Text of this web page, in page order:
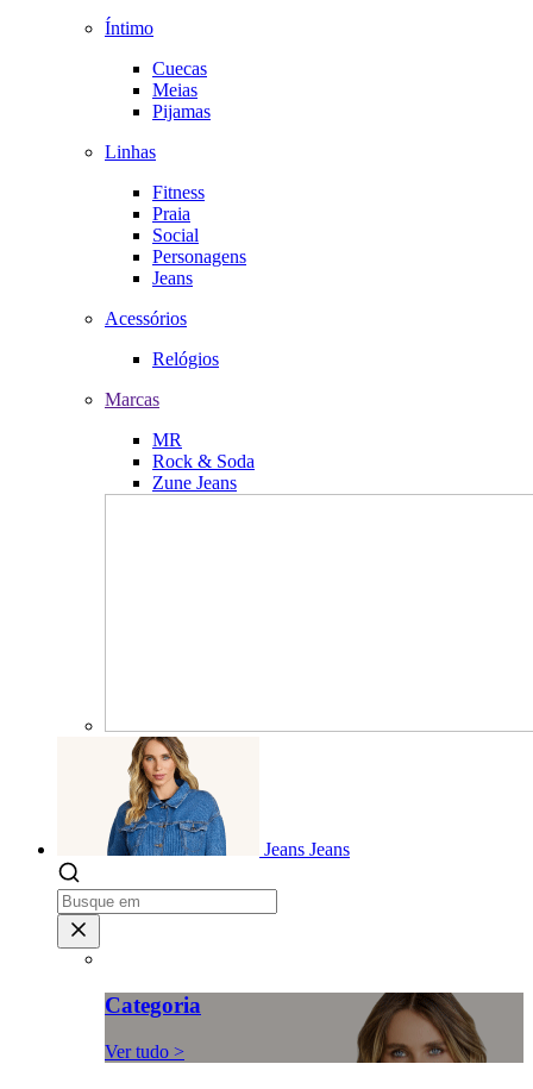
Íntimo
Cuecas
Meias
Pijamas
Linhas
Fitness
Praia
Social
Personagens
Jeans
Acessórios
Relógios
Marcas
MR
Rock & Soda
Zune Jeans
Jeans Jeans
Categoria
Ver tudo >